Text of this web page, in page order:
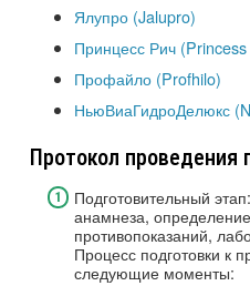
Ялупро (Jalupro)
Принцесс Рич
Профайло (Profhilo)
НьюВиаГидроДелюкс
Протокол проведения
Подготовительный
анамнеза,
противопоказаний,
Процесс подготовки к
следующие моменты: